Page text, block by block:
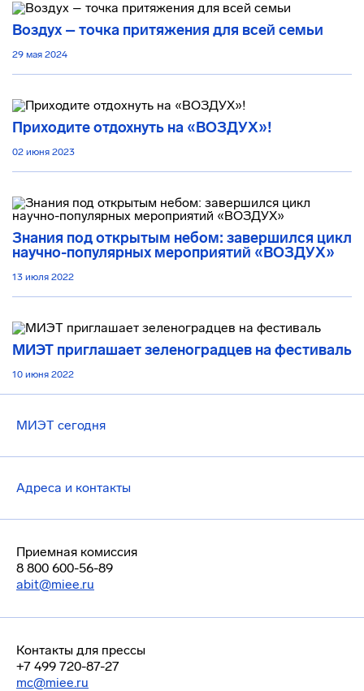
Воздух – точка притяжения для всей семьи
29 мая 2024
Приходите отдохнуть на «ВОЗДУХ»!
02 июня 2023
Знания под открытым небом: завершился цикл
научно-популярных мероприятий «ВОЗДУХ»
13 июля 2022
МИЭТ приглашает зеленоградцев на фестиваль
10 июня 2022
МИЭТ сегодня
Адреса и контакты
Приемная комиссия
8 800 600-56-89
abit@miee.ru
Контакты для прессы
+7 499 720-87-27
mc@miee.ru